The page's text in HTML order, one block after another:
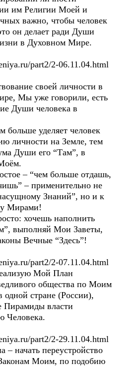
им Религии Моей и
важно, чтобы человек
он делает ради Души
в Духовном Мире.
part2/2-06.11.04.html
своей личности в
Мы уже говорили, есть
Души человека в
уделяет человек
личности на Земле, тем
Души его “Там”, в
– “чем больше отдашь,
– применительно не
Знаний”, но и к
Мирами!
хочешь наполнить
выполняй Мои Заветы,
Вечные “Здесь”!
part2/2-07.11.04.html
Мой План
общества по Моим
одной стране (России),
Пирамиды власти
Человека.
part2/2-29.11.04.html
начать переустройство
Моим, по подобию